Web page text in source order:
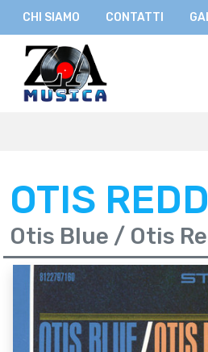
CHI SIAMO CONTATTI
OTIS
Otis Blue / Otis